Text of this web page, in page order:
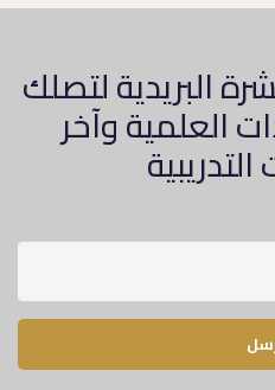
البريدية لتصلك
العلمية وآخر